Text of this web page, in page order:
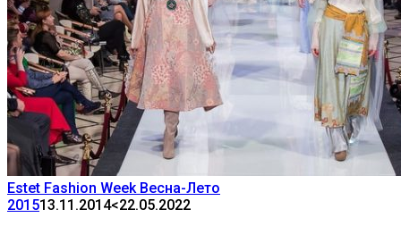
Estet Fashion Week Весна-Лето
201513.11.2014<22.05.2022